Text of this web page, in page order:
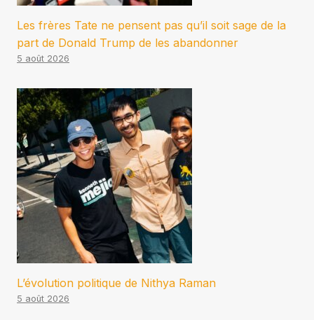
Les frères Tate ne pensent pas qu’il soit sage de la
part de Donald Trump de les abandonner
5 août 2026
L’évolution politique de Nithya Raman
5 août 2026